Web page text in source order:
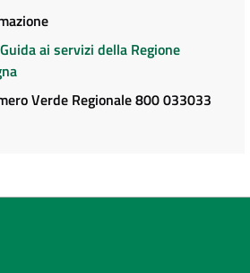
ai servizi della Regione
Verde Regionale 800 033033